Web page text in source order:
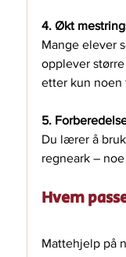
4. Økt
Mange elever
opplever
etter kun noen
5.
Du lærer å
regneark –
Hvem
Mattehjelp på